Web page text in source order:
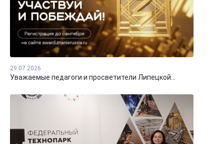
29.07.2026
Уважаемые педагоги и просветители Липецкой...